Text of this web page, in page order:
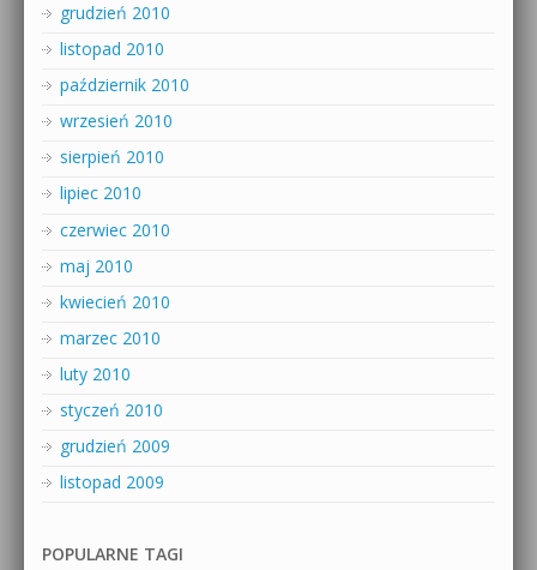
grudzień 2010
listopad 2010
październik 2010
wrzesień 2010
sierpień 2010
lipiec 2010
czerwiec 2010
maj 2010
kwiecień 2010
marzec 2010
luty 2010
styczeń 2010
grudzień 2009
listopad 2009
POPULARNE TAGI